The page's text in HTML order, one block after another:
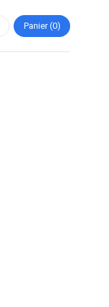
Panier 0